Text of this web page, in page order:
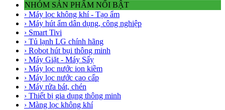
NHÓM SẢN PHẨM NỔI BẬT
› Máy lọc không khí - Tạo ẩm
› Máy hút ẩm dân dụng, công nghiệp
› Smart Tivi
› Tủ lạnh LG chính hãng
› Robot hút bụi thông minh
› Máy Giặt - Máy Sấy
› Máy lọc nước ion kiềm
› Máy lọc nước cao cấp
› Máy rửa bát, chén
› Thiết bị gia dụng thông minh
› Màng lọc không khí